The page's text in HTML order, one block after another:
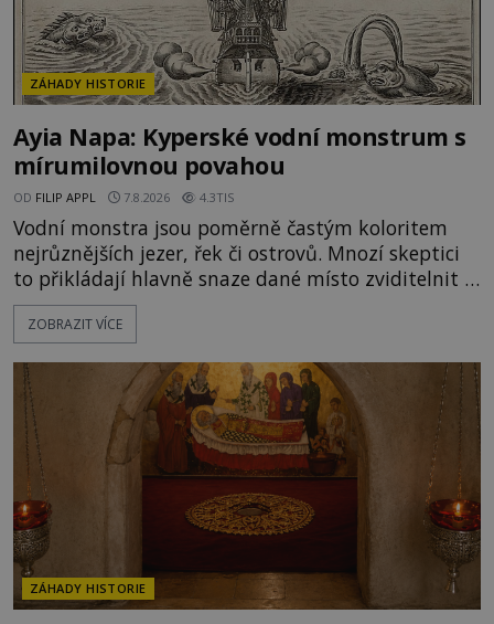
ZÁHADY HISTORIE
Ayia Napa: Kyperské vodní monstrum s
mírumilovnou povahou
OD FILIP APPL 7.8.2026 4.3TIS
Vodní monstra jsou poměrně častým koloritem
nejrůznějších jezer, řek či ostrovů. Mnozí skeptici
to přikládají hlavně snaze dané místo zviditelnit a
přitáhnout k němu pozornost záhadám
nakloněných turistů. Je to také případ kyperského
legendami o něm ukrývat nějaký pravdivý základ?
V blízkosti Mysu Greco, jak se přez
ZOBRAZIT VÍCE
ZÁHADY HISTORIE